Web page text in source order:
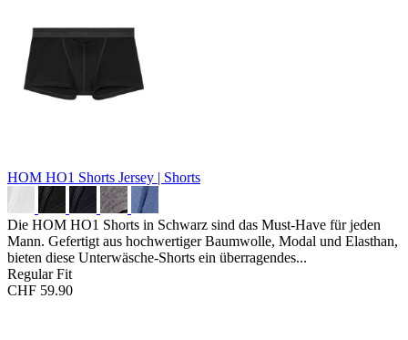
HOM HO1 Shorts Jersey | Shorts
Die HOM HO1 Shorts in Schwarz sind das Must-Have für jeden
Mann. Gefertigt aus hochwertiger Baumwolle, Modal und Elasthan,
bieten diese Unterwäsche-Shorts ein überragendes...
Regular Fit
CHF 59.90